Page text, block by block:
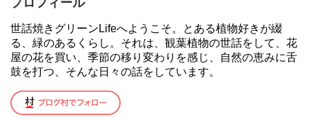
プロフィール
世話焼きグリーンLifeへようこそ。とある植物好きが綴
る、緑のあるくらし。それは、観葉植物の世話をして、花
屋の花を買い、季節の移り変わりを感じ、自然の恵みに舌
鼓を打つ、そんな日々の話をしています。